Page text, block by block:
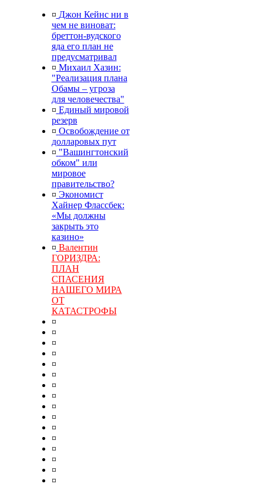
¤ Джон Кейнс ни в
чем не виноват:
бреттон-вудского
яда его план не
предусматривал
¤ Михаил Хазин:
"Реализация плана
Обамы – угроза
для человечества"
¤ Единый мировой
резерв
¤ Освобождение от
долларовых пут
¤ "Вашингтонский
обком" или
мировое
правительство?
¤ Экономист
Хайнер Флассбек:
«Мы должны
закрыть это
казино»
¤ Валентин
ГОРИЗДРА:
ПЛАН
СПАСЕНИЯ
НАШЕГО МИРА
ОТ
КАТАСТРОФЫ
¤
¤
¤
¤
¤
¤
¤
¤
¤
¤
¤
¤
¤
¤
¤
¤